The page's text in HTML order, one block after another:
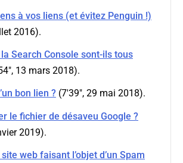
à vos liens (et évitez Penguin !)
2016).
Search Console sont-ils tous
13 mars 2018).
bon lien ?(7'39", 29 mai 2018).
le fichier de désaveu Google ?
2019).
web faisant l’objet d’un Spam